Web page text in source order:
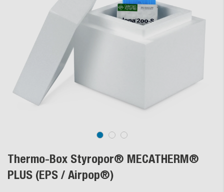
Thermo-Box Styropor® MECATHERM®
PLUS (EPS / Airpop®)